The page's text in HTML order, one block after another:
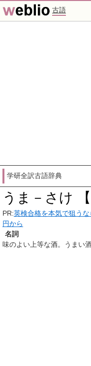
古語
学研全訳古語辞典
うま－さけ
PR:英検合格を本気で狙う
円から
名詞
味のよい上等な酒。うまい酒